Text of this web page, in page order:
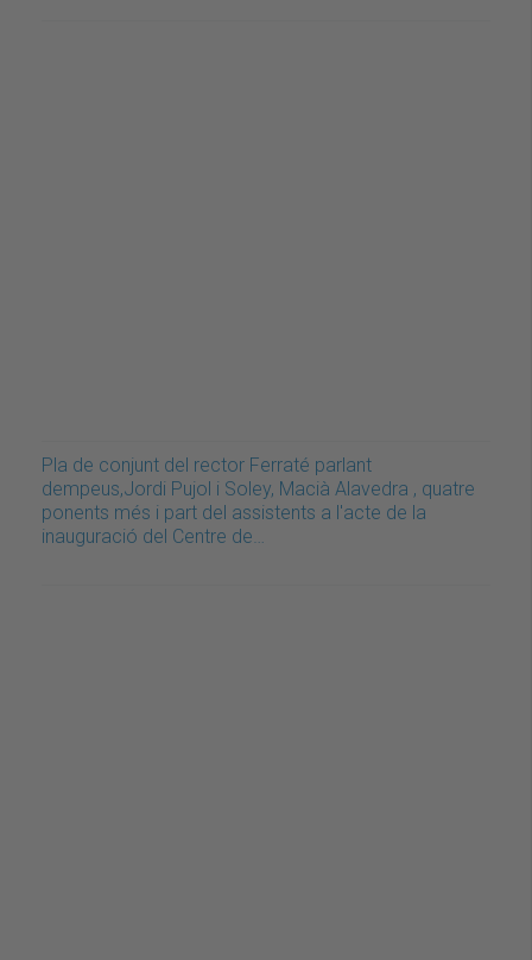
Pla de conjunt del rector Ferraté parlant
dempeus,Jordi Pujol i Soley, Macià Alavedra , quatre
ponents més i part del assistents a l'acte de la
inauguració del Centre de…